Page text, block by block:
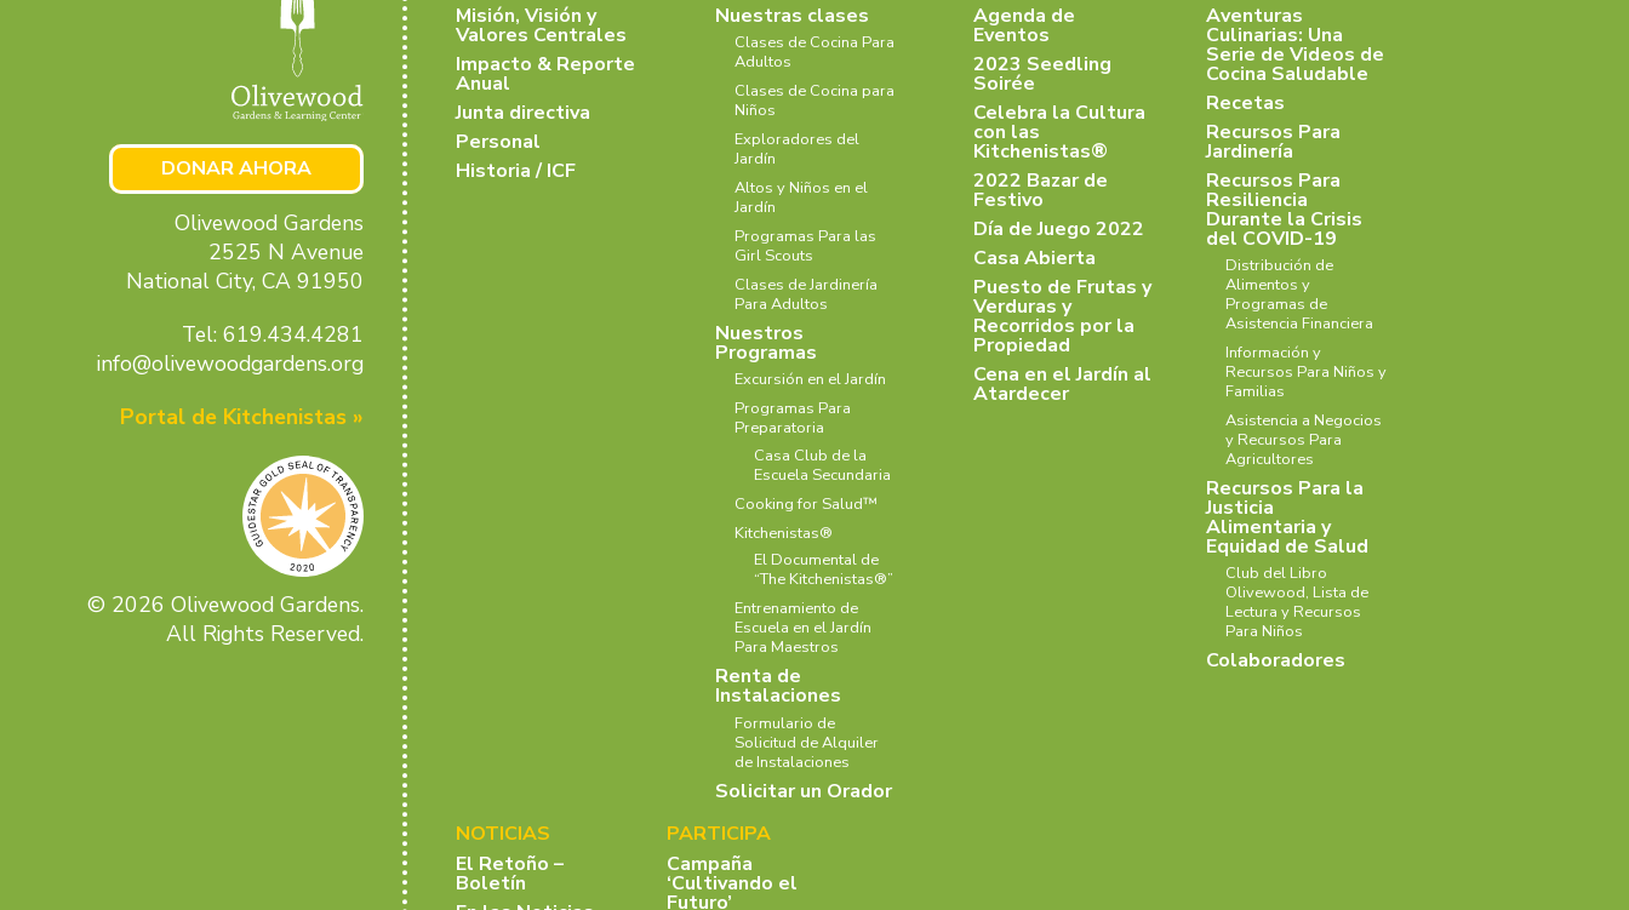
DONAR AHORA
Olivewood Gardens
2525 N Avenue
National City, CA 91950
Tel: 619.434.4281
info@olivewoodgardens.org
Portal de Kitchenistas »
© 2026 Olivewood Gardens.
All Rights Reserved.
Misión, Visión y
Valores Centrales
Impacto & Reporte
Anual
Junta directiva
Personal
Historia / ICF
Nuestras clases
Clases de Cocina Para
Adultos
Clases de Cocina para
Niños
Exploradores del
Jardín
Altos y Niños en el
Jardín
Programas Para las
Girl Scouts
Clases de Jardinería
Para Adultos
Nuestros
Programas
Excursión en el Jardín
Programas Para
Preparatoria
Casa Club de la
Escuela Secundaria
Cooking for Salud™
Kitchenistas®
El Documental de
“The Kitchenistas®”
Entrenamiento de
Escuela en el Jardín
Para Maestros
Renta de
Instalaciones
Formulario de
Solicitud de Alquiler
de Instalaciones
Solicitar un Orador
Agenda de
Eventos
2023 Seedling
Soirée
Celebra la Cultura
con las
Kitchenistas®
2022 Bazar de
Festivo
Día de Juego 2022
Casa Abierta
Puesto de Frutas y
Verduras y
Recorridos por la
Propiedad
Cena en el Jardín al
Atardecer
Aventuras
Culinarias: Una
Serie de Videos de
Cocina Saludable
Recetas
Recursos Para
Jardinería
Recursos Para
Resiliencia
Durante la Crisis
del COVID-19
Distribución de
Alimentos y
Programas de
Asistencia Financiera
Información y
Recursos Para Niños y
Familias
Asistencia a Negocios
y Recursos Para
Agricultores
Recursos Para la
Justicia
Alimentaria y
Equidad de Salud
Club del Libro
Olivewood, Lista de
Lectura y Recursos
Para Niños
Colaboradores
NOTICIAS
El Retoño –
Boletín
PARTICIPA
Campaña
‘Cultivando el
Futuro’